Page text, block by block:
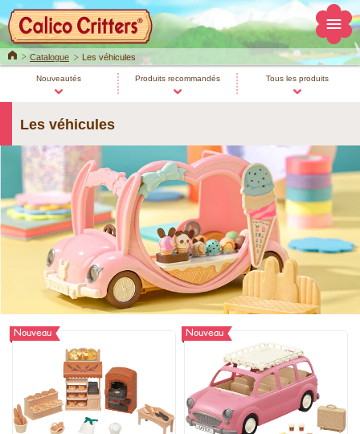
HomeCatalogue Les véhicules
Nouveautés Produits recommandés Tous les produits
Les véhicules
Nouveau Nouveau